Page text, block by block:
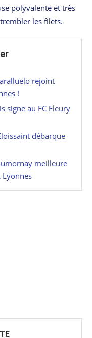
polyvalente et très
les filets.
rejoint
!
signe au FC Fleury
débarque
meilleure
Lyonnes